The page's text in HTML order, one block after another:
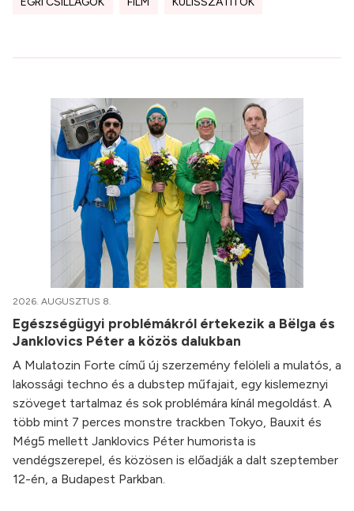
2026. AUGUSZTUS 8.
Egészségügyi problémákról értekezik a Bëlga és
Janklovics Péter a közös dalukban
A Mulatozin Forte című új szerzemény felöleli a mulatós, a
lakossági techno és a dubstep műfajait, egy kislemeznyi
szöveget tartalmaz és sok problémára kínál megoldást. A
több mint 7 perces monstre trackben Tokyo, Bauxit és
Még5 mellett Janklovics Péter humorista is
vendégszerepel, és közösen is előadják a dalt szeptember
12-én, a Budapest Parkban.